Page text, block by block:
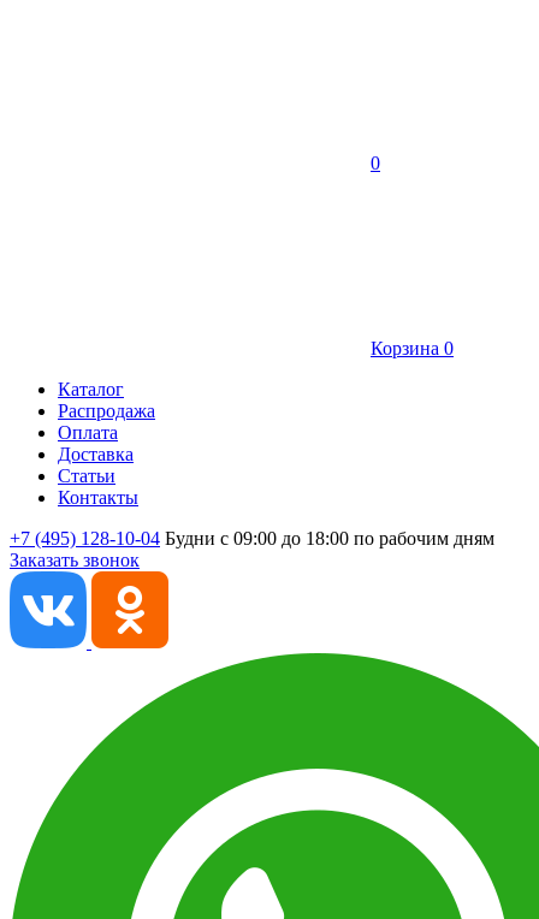
0
Корзина 0
Каталог
Распродажа
Оплата
Доставка
Статьи
Контакты
+7 (495) 128-10-04 Будни с 09:00 до 18:00 по рабочим дням
Заказать звонок